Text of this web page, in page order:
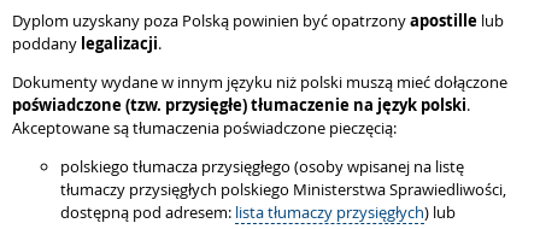
Dyplom uzyskany poza Polską powinien być opatrzonyapostille lub
poddany legalizacji.
Dokumenty wydane w innym języku niż polski muszą mieć dołączone
poświadczone (tzw. przysięgłe) tłumaczenie na język polski.
Akceptowane są tłumaczenia poświadczone pieczęcią:
polskiego tłumacza przysięgłego (osoby wpisanej na listę
tłumaczy przysięgłych polskiego Ministerstwa Sprawiedliwości,
dostępną pod adresem: lista tłumaczy przysięgłych) lub